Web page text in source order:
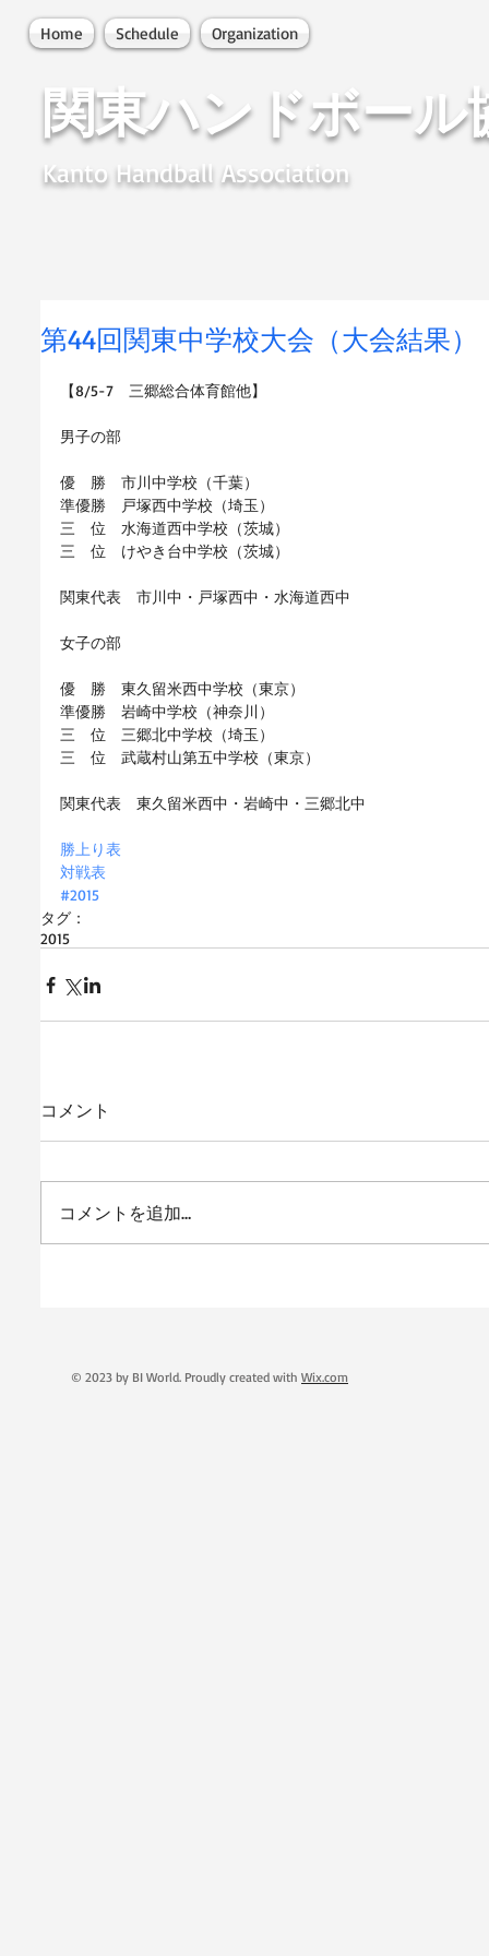
Home Schedule Organization
関東ハンドボール
Kanto Handball Association
第44回関東中学校大会（大会結果）
【8/5-7　三郷総合体育館他】
男子の部
優　勝　市川中学校（千葉）
準優勝　戸塚西中学校（埼玉）
三　位　水海道西中学校（茨城）
三　位　けやき台中学校（茨城）
関東代表　市川中・戸塚西中・水海道西中
女子の部
優　勝　東久留米西中学校（東京）
準優勝　岩崎中学校（神奈川）
三　位　三郷北中学校（埼玉）
三　位　武蔵村山第五中学校（東京）
関東代表　東久留米西中・岩崎中・三郷北中
勝上り表
対戦表
#2015
タグ：
2015
コメント
コメントを追加…
© 2023 by BI World. Proudly created with Wix.com